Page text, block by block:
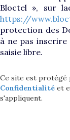
Bloctel », sur
https://
protection des
à ne pas inscrire
saisie libre.
Ce site est protégé
Confidentialité et
s'appliquent.